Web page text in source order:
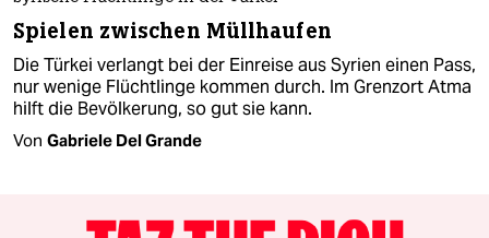
Spielen zwischen Müllhaufen
Die Türkei verlangt bei der Einreise aus Syrien einen Pass,
nur wenige Flüchtlinge kommen durch. Im Grenzort Atma
hilft die Bevölkerung, so gut sie kann.
Von Gabriele Del Grande